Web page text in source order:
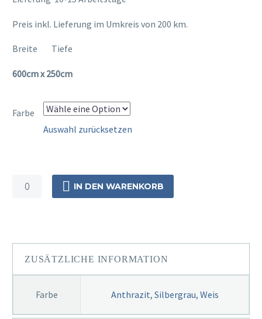
Preis inkl. Lieferung im Umkreis von 200 km.
Breite Tiefe
600cm x 250cm
Farbe
Auswahl zurücksetzen
Terrassendach
8mm
IN DEN WARENKORB
ZUSÄTZLICHE INFORMATION
Farbe Anthrazit, Silbergrau, Weis